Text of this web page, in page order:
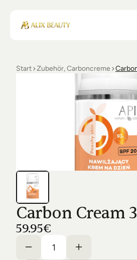
Start
Desinfektion
Alix Beauty
Ästhetik
Luxmer
Contact
FAQs
Orders & Returns
Shipping & Delivery
Support
Start Zubehör, Carboncreme
Carbon Cream
59.95€